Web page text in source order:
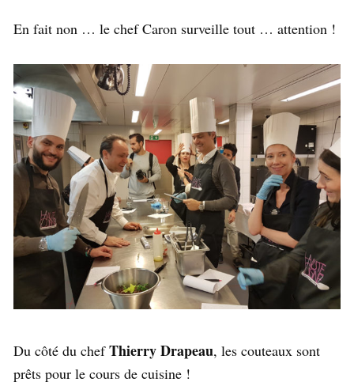
En fait non … le chef Caron surveille tout … attention !
Du côté du chefThierry Drapeau, les couteaux sont
prêts pour le cours de cuisine !